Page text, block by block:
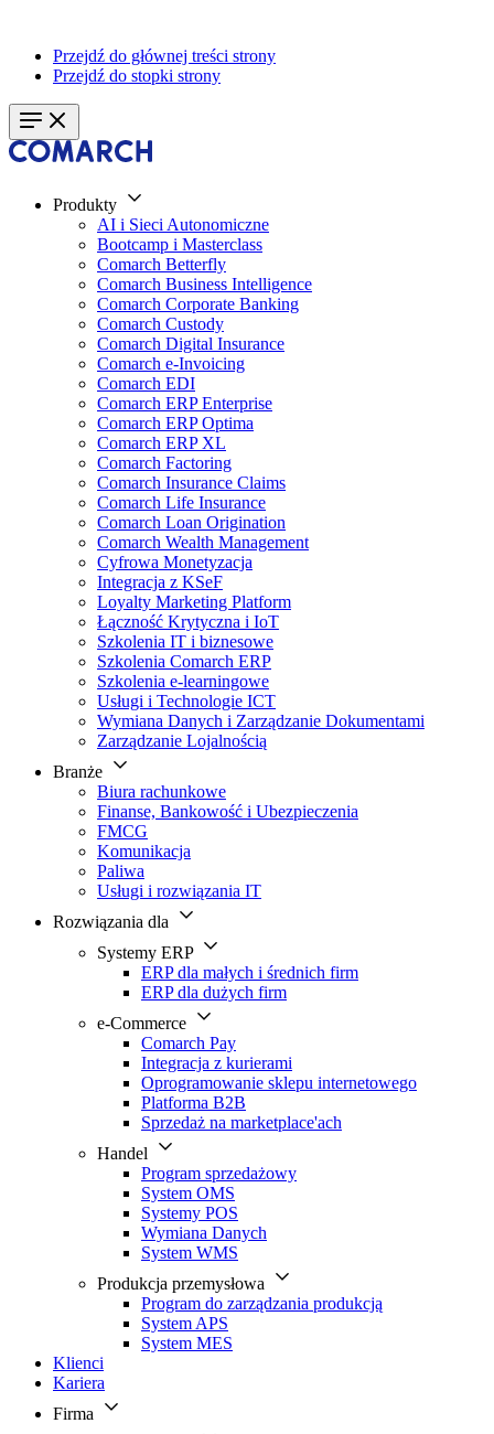
Przejdź do głównej treści strony
Przejdź do stopki strony
Produkty
AI i Sieci Autonomiczne
Bootcamp i Masterclass
Comarch Betterfly
Comarch Business Intelligence
Comarch Corporate Banking
Comarch Custody
Comarch Digital Insurance
Comarch e-Invoicing
Comarch EDI
Comarch ERP Enterprise
Comarch ERP Optima
Comarch ERP XL
Comarch Factoring
Comarch Insurance Claims
Comarch Life Insurance
Comarch Loan Origination
Comarch Wealth Management
Cyfrowa Monetyzacja
Integracja z KSeF
Loyalty Marketing Platform
Łączność Krytyczna i IoT
Szkolenia IT i biznesowe
Szkolenia Comarch ERP
Szkolenia e-learningowe
Usługi i Technologie ICT
Wymiana Danych i Zarządzanie Dokumentami
Zarządzanie Lojalnością
Branże
Biura rachunkowe
Finanse, Bankowość i Ubezpieczenia
FMCG
Komunikacja
Paliwa
Usługi i rozwiązania IT
Rozwiązania dla
Systemy ERP
ERP dla małych i średnich firm
ERP dla dużych firm
e-Commerce
Comarch Pay
Integracja z kurierami
Oprogramowanie sklepu internetowego
Platforma B2B
Sprzedaż na marketplace'ach
Handel
Program sprzedażowy
System OMS
Systemy POS
Wymiana Danych
System WMS
Produkcja przemysłowa
Program do zarządzania produkcją
System APS
System MES
Klienci
Kariera
Firma